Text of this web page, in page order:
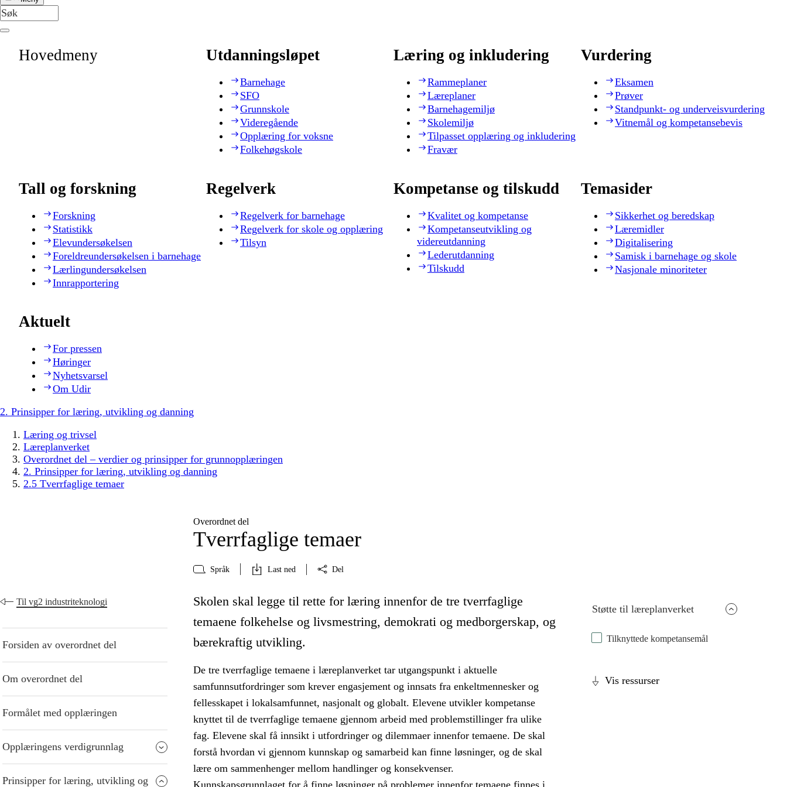
Hovedmeny Utdanningsløpet
Barnehage
SFO
Grunnskole
Videregående
Opplæring for voksne
Folkehøgskole
Læring og inkludering
Rammeplaner
Læreplaner
Barnehagemiljø
Skolemiljø
Tilpasset opplæring og inkludering
Fravær
Vurdering
Eksamen
Prøver
Standpunkt- og underveisvurdering
Vitnemål og kompetansebevis
Tall og forskning
Forskning
Statistikk
Elevundersøkelsen
Foreldreundersøkelsen i barnehage
Lærlingundersøkelsen
Innrapportering
Regelverk
Regelverk for barnehage
Regelverk for skole og opplæring
Tilsyn
Kompetanse og tilskudd
Kvalitet og kompetanse
Kompetanseutvikling og
videreutdanning
Lederutdanning
Tilskudd
Temasider
Sikkerhet og beredskap
Læremidler
Digitalisering
Samisk i barnehage og skole
Nasjonale minoriteter
Aktuelt
For pressen
Høringer
Nyhetsvarsel
Om Udir
2. Prinsipper for læring, utvikling og danning
Læring og trivsel
Læreplanverket
Overordnet del – verdier og prinsipper for grunnopplæringen
2. Prinsipper for læring, utvikling og danning
2.5 Tverrfaglige temaer
Overordnet del
Tverrfaglige temaer
Språk Last ned Del
Til vg2 industriteknologi
Forsiden av overordnet del
Om overordnet del
Formålet med opplæringen
Opplæringens verdigrunnlag
Prinsipper for læring, utvikling og
Støtte til læreplanverket
Tilknyttede kompetansemål
Vis ressurser
Skolen skal legge til rette for læring innenfor de tre tverrfaglige
temaene folkehelse og livsmestring, demokrati og medborgerskap, og
bærekraftig utvikling.
De tre tverrfaglige temaene i læreplanverket tar utgangspunkt i aktuelle
samfunnsutfordringer som krever engasjement og innsats fra enkeltmennesker og
fellesskapet i lokalsamfunnet, nasjonalt og globalt. Elevene utvikler kompetanse
knyttet til de tverrfaglige temaene gjennom arbeid med problemstillinger fra ulike
fag. Elevene skal få innsikt i utfordringer og dilemmaer innenfor temaene. De skal
forstå hvordan vi gjennom kunnskap og samarbeid kan finne løsninger, og de skal
lære om sammenhenger mellom handlinger og konsekvenser.